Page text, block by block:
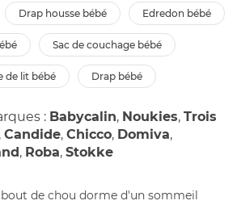
drap housse bébé edredon bébé
sac de couchage bébé
de lit bébé drap bébé
: Babycalin, Noukies, Trois
, Candide, Chicco, Domiva,
, Roba, Stokke
de chou dorme d'un sommeil